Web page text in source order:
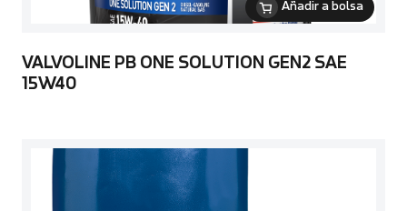
Añadir a bolsa
VALVOLINE PB ONE SOLUTION GEN2 SAE
15W40